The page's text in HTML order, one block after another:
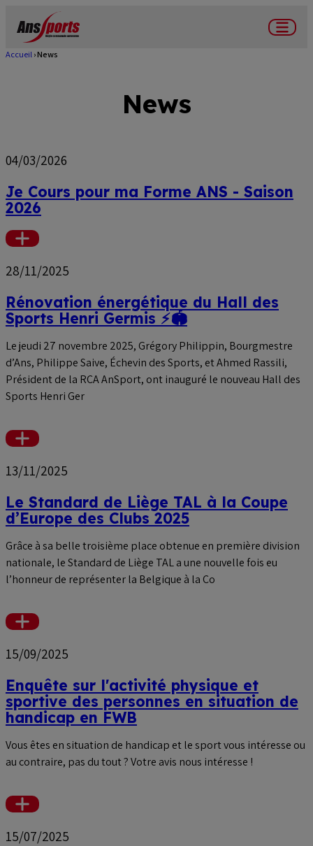
contenu
Menu
Accueil News
News
04/03/2026
Je Cours pour ma Forme ANS - Saison
2026
Voir
plus
28/11/2025
Rénovation énergétique du Hall des
Sports Henri Germis ⚡🏟️
Le jeudi 27 novembre 2025, Grégory Philippin, Bourgmestre
d’Ans, Philippe Saive, Échevin des Sports, et Ahmed Rassili,
Président de la RCA AnSport, ont inauguré le nouveau Hall des
Sports Henri Ger
Voir
plus
13/11/2025
Le Standard de Liège TAL à la Coupe
d’Europe des Clubs 2025
Grâce à sa belle troisième place obtenue en première division
nationale, le Standard de Liège TAL a une nouvelle fois eu
l’honneur de représenter la Belgique à la Co
Voir
plus
15/09/2025
Enquête sur l'activité physique et
sportive des personnes en situation de
handicap en FWB
Vous êtes en situation de handicap et le sport vous intéresse ou
au contraire, pas du tout ? Votre avis nous intéresse !
Voir
plus
15/07/2025